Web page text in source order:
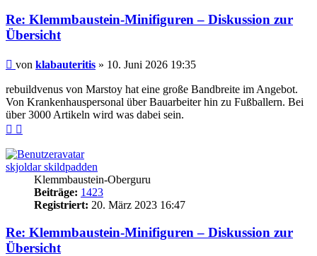
Re: Klemmbaustein-Minifiguren – Diskussion zur
Übersicht
Beitrag
von klabauteritis » 10. Juni 2026 19:35
rebuildvenus von Marstoy hat eine große Bandbreite im Angebot.
Von Krankenhauspersonal über Bauarbeiter hin zu Fußballern. Bei
über 3000 Artikeln wird was dabei sein.
Nach
(Seite)
(Beitrag)
skjoldar skildpadden
Klemmbaustein-Oberguru
Beiträge: 1423
Registriert: 20. März 2023 16:47
Re: Klemmbaustein-Minifiguren – Diskussion zur
Übersicht